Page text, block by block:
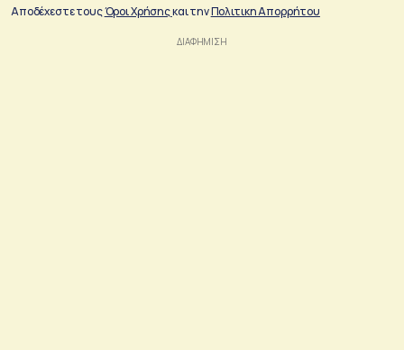
Αποδέχεστε τουςΌροι Χρήσηςκαι τηνΠολιτικη Απορρήτου